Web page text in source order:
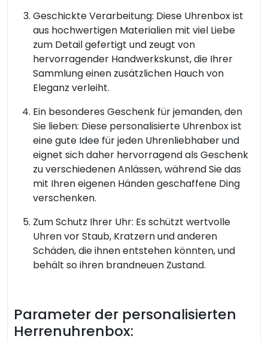
Geschickte Verarbeitung: Diese Uhrenbox ist
aus hochwertigen Materialien mit viel Liebe
zum Detail gefertigt und zeugt von
hervorragender Handwerkskunst, die Ihrer
Sammlung einen zusätzlichen Hauch von
Eleganz verleiht.
Ein besonderes Geschenk für jemanden, den
Sie lieben: Diese personalisierte Uhrenbox ist
eine gute Idee für jeden Uhrenliebhaber und
eignet sich daher hervorragend als Geschenk
zu verschiedenen Anlässen, während Sie das
mit Ihren eigenen Händen geschaffene Ding
verschenken.
Zum Schutz Ihrer Uhr: Es schützt wertvolle
Uhren vor Staub, Kratzern und anderen
Schäden, die ihnen entstehen könnten, und
behält so ihren brandneuen Zustand.
Parameter der personalisierten
Herrenuhrenbox: